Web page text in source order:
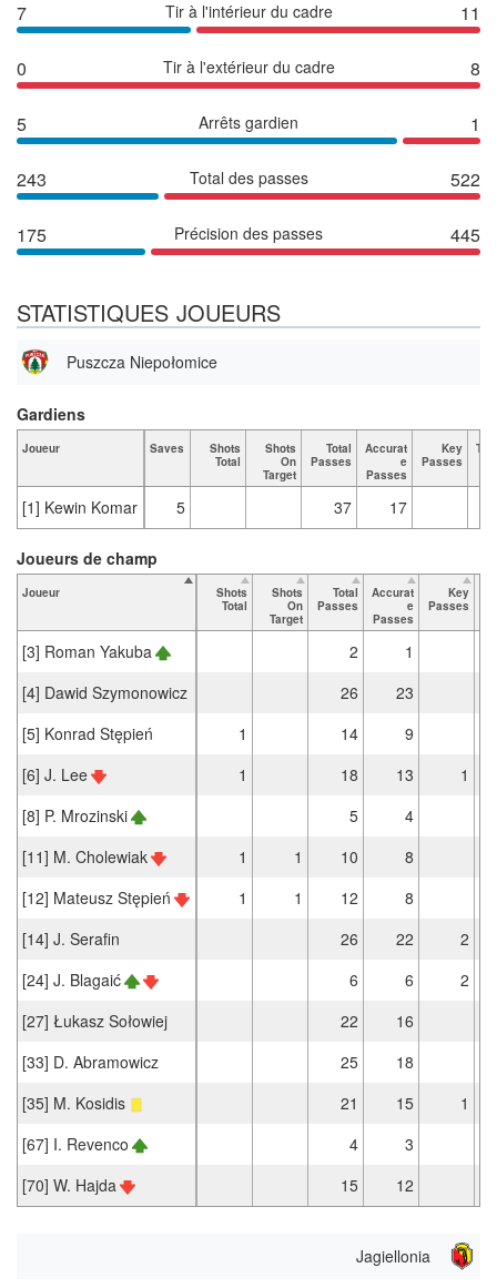
7 Tir à l'intérieur du cadre 11
0 Tir à l'extérieur du cadre 8
5 Arrêts gardien 1
243 Total des passes 522
175 Précision des passes 445
STATISTIQUES JOUEURS
Puszcza Niepołomice
Joueur Saves
Shots
Total
Shots
On
Target
Total
Passes
Accurat
e
Passes
Key
Passes
[1] Kewin Komar 5 37 17
Gardiens
Joueur
Shots
Total
Shots
On
Target
Total
Passes
Accurat
e
Passes
Key
Passes
[3] Roman Yakuba 2
1
[4] Dawid Szymonowicz
26
23
[5] Konrad Stępień
1 14
9
[6] J. Lee
1 18 13
1
[8] P. Mrozinski
5
4
[11] M. Cholewiak
1 1 10
8
[12] Mateusz Stępień
1 1 12
8
[14] J. Serafin
26 22
2
[24] J. Blagaić
6 6
2
[27] Łukasz Sołowiej
22
16
[33] D. Abramowicz
25
18
[35] M. Kosidis
21 15
1
[67] I. Revenco
4
3
[70] W. Hajda
15 12
Joueurs de champ
Jagiellonia